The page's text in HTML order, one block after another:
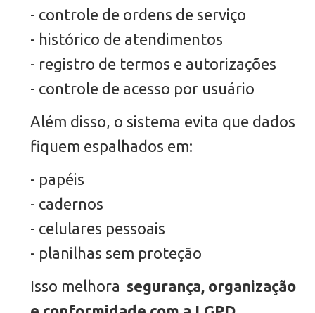
- controle de ordens de serviço
- histórico de atendimentos
- registro de termos e autorizações
- controle de acesso por usuário
Além disso, o sistema evita que dados
fiquem espalhados em:
- papéis
- cadernos
- celulares pessoais
- planilhas sem proteção
Isso melhora segurança, organização